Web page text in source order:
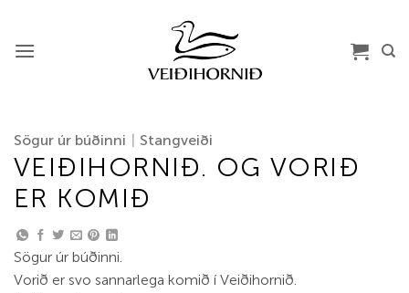
content
Sögur úr búðinni | Stangveiði
VEIÐIHORNIÐ. OG VORIÐ
ER KOMIÐ
Sögur úr búðinni.
Vorið er svo sannarlega komið í Veiðihornið.